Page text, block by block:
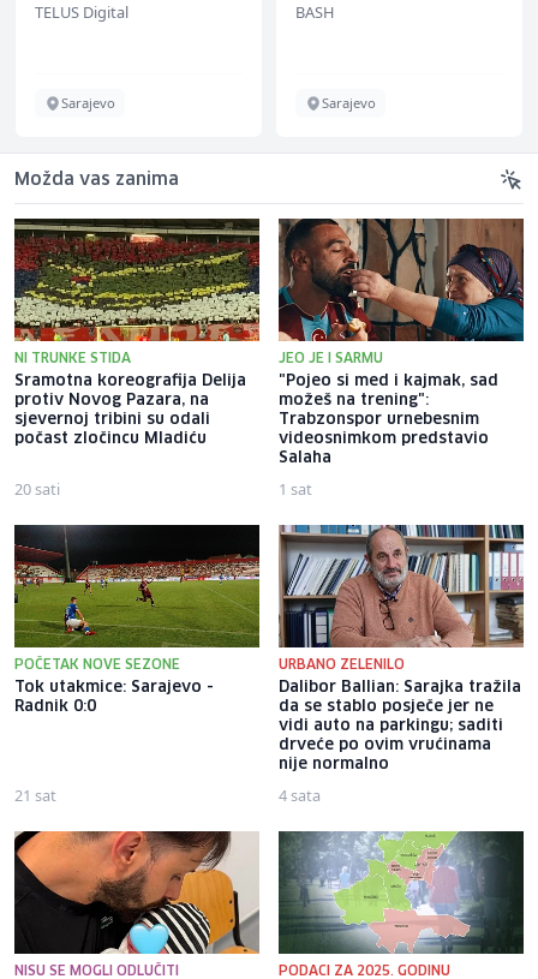
bekannten deutschen
TELUS Digital
Sarajevo
BASH
Sarajevo
Možda vas zanima
NI TRUNKE STIDA
Sramotna koreografija Delija
protiv Novog Pazara, na
sjevernoj tribini su odali
počast zločincu Mladiću
20 sati
JEO JE I SARMU
"Pojeo si med i kajmak, sad
možeš na trening":
Trabzonspor urnebesnim
videosnimkom predstavio
Salaha
1 sat
POČETAK NOVE SEZONE
Tok utakmice: Sarajevo -
Radnik 0:0
21 sat
URBANO ZELENILO
Dalibor Ballian: Sarajka tražila
da se stablo posječe jer ne
vidi auto na parkingu; saditi
drveće po ovim vrućinama
nije normalno
4 sata
NISU SE MOGLI ODLUČITI PODACI ZA 2025. GODINU